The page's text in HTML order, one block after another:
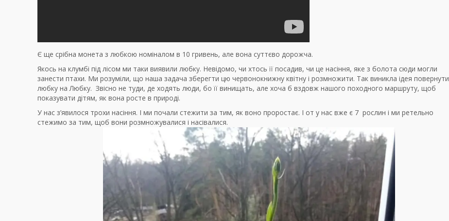
Є ще срібна монета з любкою номіналом в 10 гривень, але вона суттєво дорожча.
Якось на клумбі під лісом ми таки виявили любку. Невідомо, чи хтось її посадив, чи це насіння, яке з болота сюди могли
занести птахи. Ми розуміли, що наша задача зберегти цю червонокнижну квітну і розмножити. Так виникла ідея повернути
любку на Любку. Звісно не туди, де ходять люди, бо її винищать, але хоча б вздовж нашого походного маршруту, щоб
показувати дітям, як вона росте в природі.
У нас з’явилося трохи насіння. І ми почали стежити за тим, як воно проростає. І от у нас вже є 7 рослин і ми ретельно
стежимо за тим, щоб вони розмножувалися і насівалися.